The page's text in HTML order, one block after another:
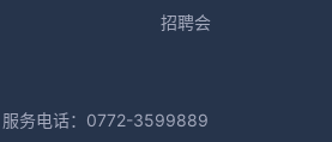
招聘会
服务电话：0772-3599889